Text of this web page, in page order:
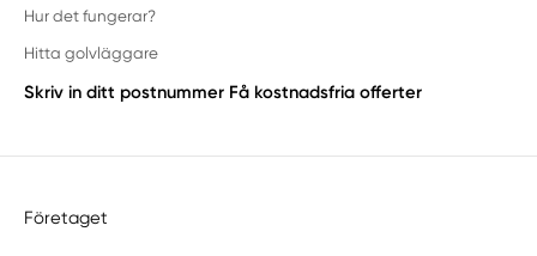
Hur det fungerar?
Hitta golvläggare
Skriv in ditt postnummer Få kostnadsfria offerter
Företaget